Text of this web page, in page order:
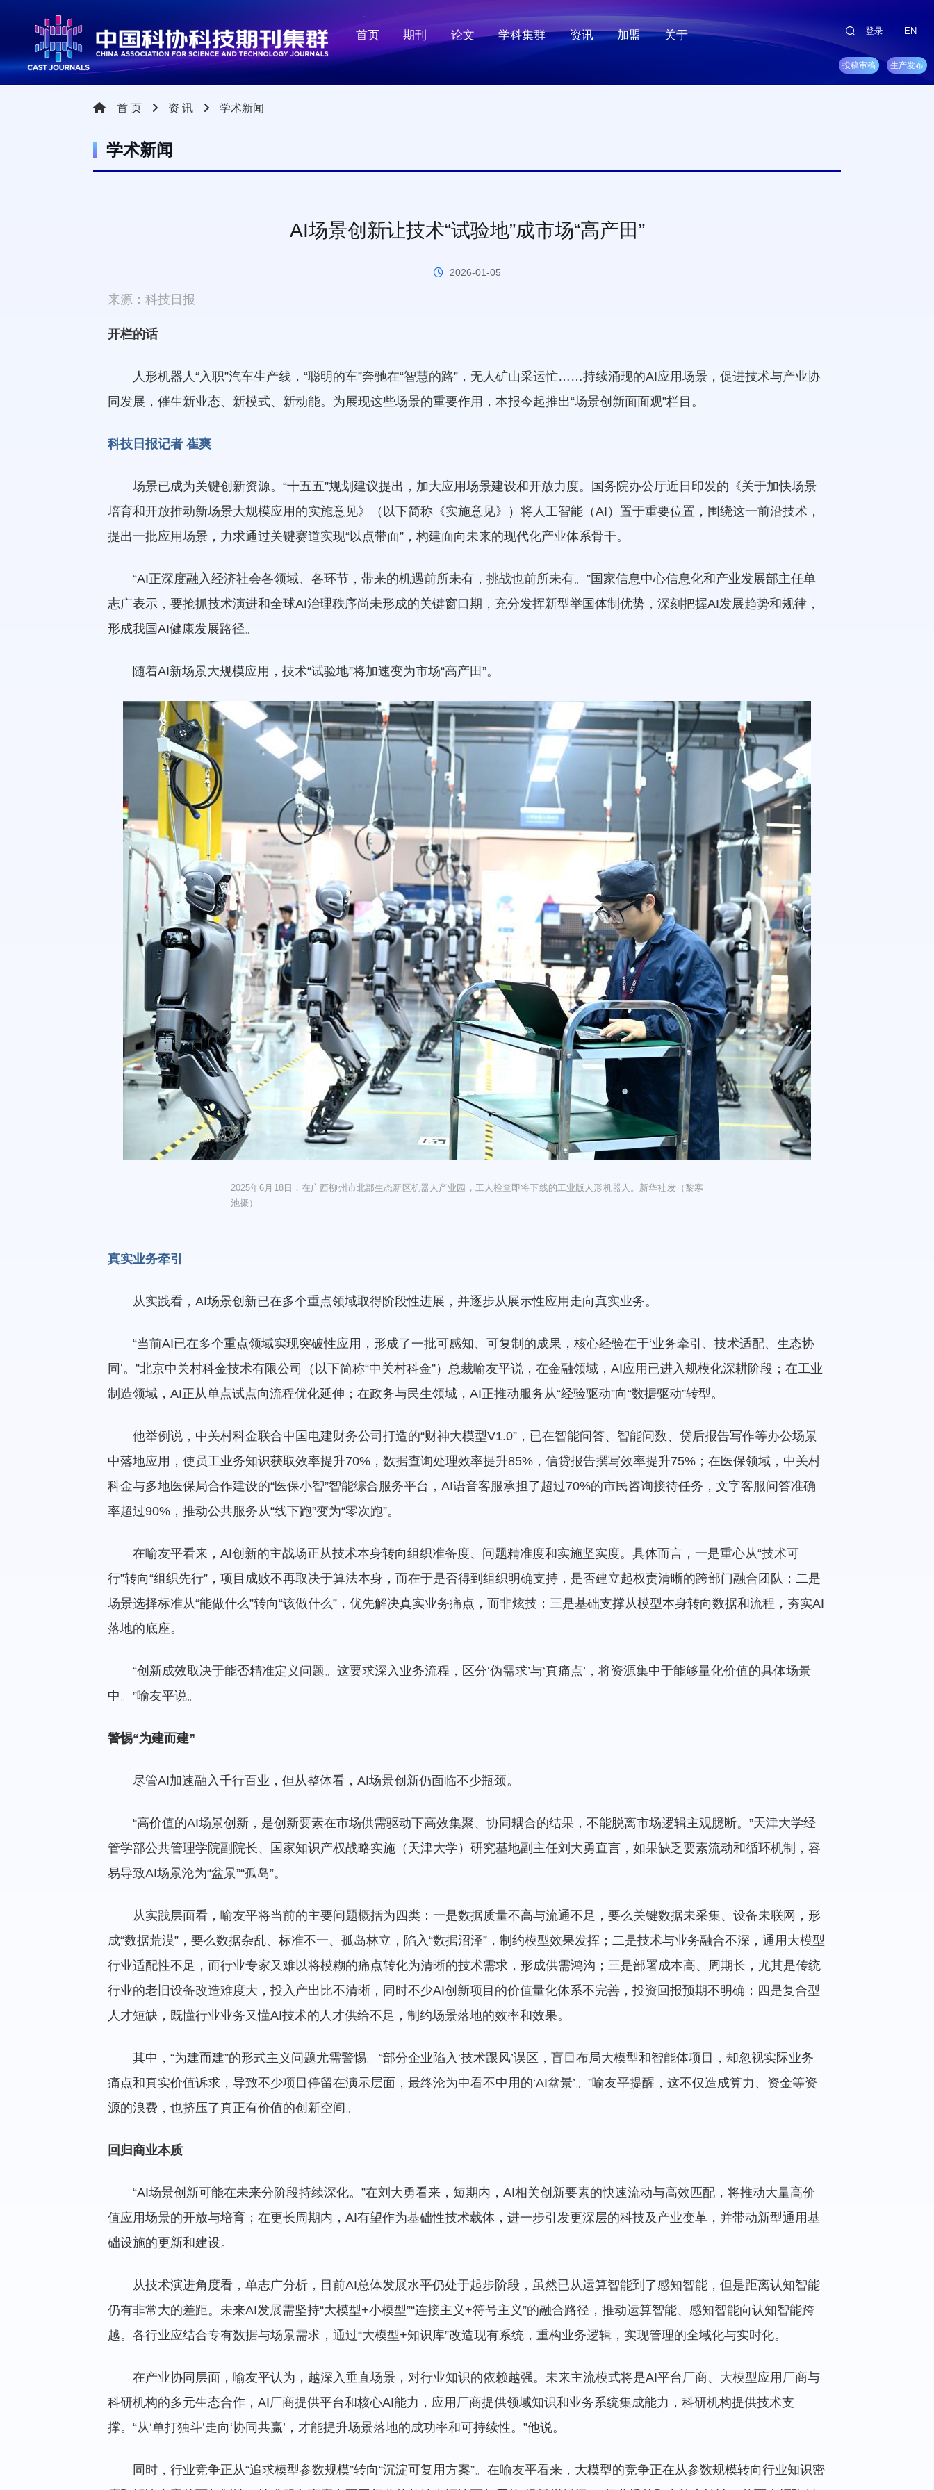
首页 期刊 论文 学科集群 资讯 加盟 关于
机器学习 深度学习 神经网络 自然语言处理 大数据
登录 EN
投稿审稿 生产发布
首 页 资 讯 学术新闻
学术新闻
AI场景创新让技术“试验地”成市场“高产田”
2026-01-05
来源：科技日报
开栏的话
人形机器人“入职”汽车生产线，“聪明的车”奔驰在“智慧的路”，无人矿山采运忙……持续涌现的AI应用场景，促进技术与产业协
同发展，催生新业态、新模式、新动能。为展现这些场景的重要作用，本报今起推出“场景创新面面观”栏目。
科技日报记者 崔爽
场景已成为关键创新资源。“十五五”规划建议提出，加大应用场景建设和开放力度。国务院办公厅近日印发的《关于加快场景
培育和开放推动新场景大规模应用的实施意见》（以下简称《实施意见》）将人工智能（AI）置于重要位置，围绕这一前沿技术，
提出一批应用场景，力求通过关键赛道实现“以点带面”，构建面向未来的现代化产业体系骨干。
“AI正深度融入经济社会各领域、各环节，带来的机遇前所未有，挑战也前所未有。”国家信息中心信息化和产业发展部主任单
志广表示，要抢抓技术演进和全球AI治理秩序尚未形成的关键窗口期，充分发挥新型举国体制优势，深刻把握AI发展趋势和规律，
形成我国AI健康发展路径。
随着AI新场景大规模应用，技术“试验地”将加速变为市场“高产田”。
2025年6月18日，在广西柳州市北部生态新区机器人产业园，工人检查即将下线的工业版人形机器人。新华社发（黎寒
池摄）
真实业务牵引
从实践看，AI场景创新已在多个重点领域取得阶段性进展，并逐步从展示性应用走向真实业务。
“当前AI已在多个重点领域实现突破性应用，形成了一批可感知、可复制的成果，核心经验在于‘业务牵引、技术适配、生态协
同’。”北京中关村科金技术有限公司（以下简称“中关村科金”）总裁喻友平说，在金融领域，AI应用已进入规模化深耕阶段；在工业
制造领域，AI正从单点试点向流程优化延伸；在政务与民生领域，AI正推动服务从“经验驱动”向“数据驱动”转型。
他举例说，中关村科金联合中国电建财务公司打造的“财神大模型V1.0”，已在智能问答、智能问数、贷后报告写作等办公场景
中落地应用，使员工业务知识获取效率提升70%，数据查询处理效率提升85%，信贷报告撰写效率提升75%；在医保领域，中关村
科金与多地医保局合作建设的“医保小智”智能综合服务平台，AI语音客服承担了超过70%的市民咨询接待任务，文字客服问答准确
率超过90%，推动公共服务从“线下跑”变为“零次跑”。
在喻友平看来，AI创新的主战场正从技术本身转向组织准备度、问题精准度和实施坚实度。具体而言，一是重心从“技术可
行”转向“组织先行”，项目成败不再取决于算法本身，而在于是否得到组织明确支持，是否建立起权责清晰的跨部门融合团队；二是
场景选择标准从“能做什么”转向“该做什么”，优先解决真实业务痛点，而非炫技；三是基础支撑从模型本身转向数据和流程，夯实AI
落地的底座。
“创新成效取决于能否精准定义问题。这要求深入业务流程，区分‘伪需求’与‘真痛点’，将资源集中于能够量化价值的具体场景
中。”喻友平说。
警惕“为建而建”
尽管AI加速融入千行百业，但从整体看，AI场景创新仍面临不少瓶颈。
“高价值的AI场景创新，是创新要素在市场供需驱动下高效集聚、协同耦合的结果，不能脱离市场逻辑主观臆断。”天津大学经
管学部公共管理学院副院长、国家知识产权战略实施（天津大学）研究基地副主任刘大勇直言，如果缺乏要素流动和循环机制，容
易导致AI场景沦为“盆景”“孤岛”。
从实践层面看，喻友平将当前的主要问题概括为四类：一是数据质量不高与流通不足，要么关键数据未采集、设备未联网，形
成“数据荒漠”，要么数据杂乱、标准不一、孤岛林立，陷入“数据沼泽”，制约模型效果发挥；二是技术与业务融合不深，通用大模型
行业适配性不足，而行业专家又难以将模糊的痛点转化为清晰的技术需求，形成供需鸿沟；三是部署成本高、周期长，尤其是传统
行业的老旧设备改造难度大，投入产出比不清晰，同时不少AI创新项目的价值量化体系不完善，投资回报预期不明确；四是复合型
人才短缺，既懂行业业务又懂AI技术的人才供给不足，制约场景落地的效率和效果。
其中，“为建而建”的形式主义问题尤需警惕。“部分企业陷入‘技术跟风’误区，盲目布局大模型和智能体项目，却忽视实际业务
痛点和真实价值诉求，导致不少项目停留在演示层面，最终沦为中看不中用的‘AI盆景’。”喻友平提醒，这不仅造成算力、资金等资
源的浪费，也挤压了真正有价值的创新空间。
回归商业本质
“AI场景创新可能在未来分阶段持续深化。”在刘大勇看来，短期内，AI相关创新要素的快速流动与高效匹配，将推动大量高价
值应用场景的开放与培育；在更长周期内，AI有望作为基础性技术载体，进一步引发更深层的科技及产业变革，并带动新型通用基
础设施的更新和建设。
从技术演进角度看，单志广分析，目前AI总体发展水平仍处于起步阶段，虽然已从运算智能到了感知智能，但是距离认知智能
仍有非常大的差距。未来AI发展需坚持“大模型+小模型”“连接主义+符号主义”的融合路径，推动运算智能、感知智能向认知智能跨
越。各行业应结合专有数据与场景需求，通过“大模型+知识库”改造现有系统，重构业务逻辑，实现管理的全域化与实时化。
在产业协同层面，喻友平认为，越深入垂直场景，对行业知识的依赖越强。未来主流模式将是AI平台厂商、大模型应用厂商与
科研机构的多元生态合作，AI厂商提供平台和核心AI能力，应用厂商提供领域知识和业务系统集成能力，科研机构提供技术支
撑。“从‘单打独斗’走向‘协同共赢’，才能提升场景落地的成功率和可持续性。”他说。
同时，行业竞争正从“追求模型参数规模”转向“沉淀可复用方案”。在喻友平看来，大模型的竞争正在从参数规模转向行业知识密